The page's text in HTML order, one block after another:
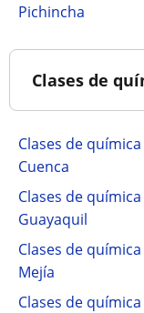
Pichincha
Clases de
Clases de
Cuenca
Clases de
Guayaquil
Clases de
Mejía
Clases de